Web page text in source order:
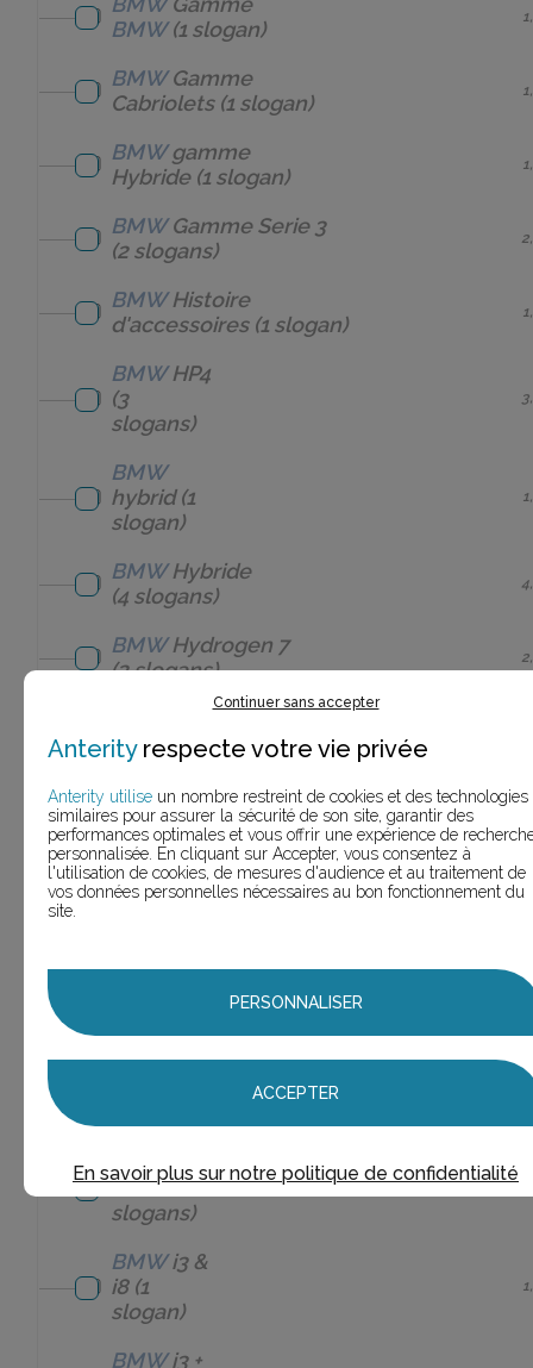
BMW(1 slogan)
BMW Gamme
Cabriolets(1 slogan)
BMW gamme
Hybride(1 slogan)
BMW Gamme Serie 3
(2 slogans)
BMW Histoire
d'accessoires(1 slogan)
BMW HP4
(3
slogans)
BMW
hybrid(1
slogan)
BMW Hybride
(4 slogans)
BMW Hydrogen 7
(2 slogans)
i(1
slogan)
BMWI
electric(1
slogan)
i Series
BMWi
BMW
i3
(12
slogans)
BMW i3 &
i8(1
slogan)
BMW i3 +
Continuer sans accepter
Anterityrespecte votre vie privée
Anterity utilise un nombre restreint de cookies et des technologies
similaires pour assurer la sécurité de son site, garantir des
performances optimales et vous offrir une expérience de
personnalisée. En cliquant sur Accepter, vous consentez à
l'utilisation de cookies, de mesures d'audience et au traitement de
vos données personnelles nécessaires au bon fonctionnement du
site.
PERSONNALISER
ACCEPTER
En savoir plus sur notre politique de confidentialité